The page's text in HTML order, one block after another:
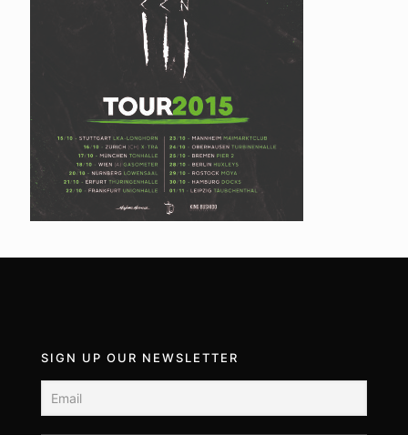
SIGN UP OUR NEWSLETTER